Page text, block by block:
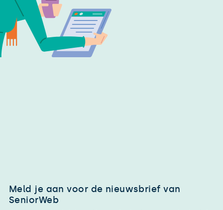
Meld je aan voor de nieuwsbrief van
SeniorWeb